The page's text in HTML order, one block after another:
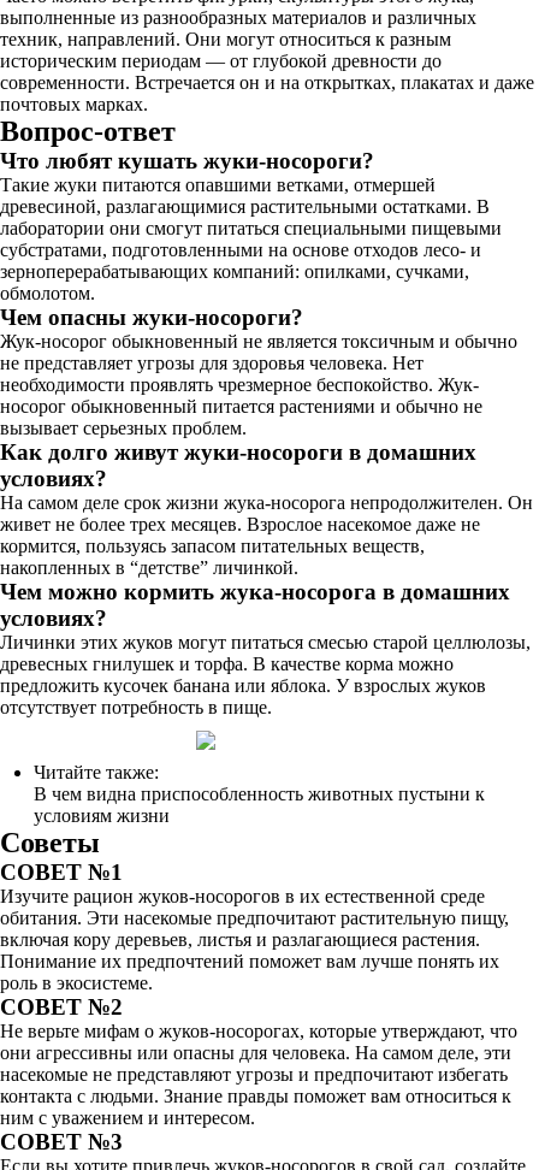
выполненные из разнообразных материалов и различных
техник, направлений. Они могут относиться к разным
историческим периодам — от глубокой древности до
современности. Встречается он и на открытках, плакатах и даже
почтовых марках.
Вопрос-ответ
Что любят кушать жуки-носороги?
Такие жуки питаются опавшими ветками, отмершей
древесиной, разлагающимися растительными остатками. В
лаборатории они смогут питаться специальными пищевыми
субстратами, подготовленными на основе отходов лесо- и
зерноперерабатывающих компаний: опилками, сучками,
обмолотом.
Чем опасны жуки-носороги?
Жук-носорог обыкновенный не является токсичным и обычно
не представляет угрозы для здоровья человека. Нет
необходимости проявлять чрезмерное беспокойство. Жук-
носорог обыкновенный питается растениями и обычно не
вызывает серьезных проблем.
Как долго живут жуки-носороги в домашних
условиях?
На самом деле срок жизни жука-носорога непродолжителен. Он
живет не более трех месяцев. Взрослое насекомое даже не
кормится, пользуясь запасом питательных веществ,
накопленных в “детстве” личинкой.
Чем можно кормить жука-носорога в домашних
условиях?
Личинки этих жуков могут питаться смесью старой целлюлозы,
древесных гнилушек и торфа. В качестве корма можно
предложить кусочек банана или яблока. У взрослых жуков
отсутствует потребность в пище.
Читайте также:
В чем видна приспособленность животных пустыни к
условиям жизни
Советы
СОВЕТ №1
Изучите рацион жуков-носорогов в их естественной среде
обитания. Эти насекомые предпочитают растительную пищу,
включая кору деревьев, листья и разлагающиеся растения.
Понимание их предпочтений поможет вам лучше понять их
роль в экосистеме.
СОВЕТ №2
Не верьте мифам о жуков-носорогах, которые утверждают, что
они агрессивны или опасны для человека. На самом деле, эти
насекомые не представляют угрозы и предпочитают избегать
контакта с людьми. Знание правды поможет вам относиться к
ним с уважением и интересом.
СОВЕТ №3
Если вы хотите привлечь жуков-носорогов в свой сад, создайте